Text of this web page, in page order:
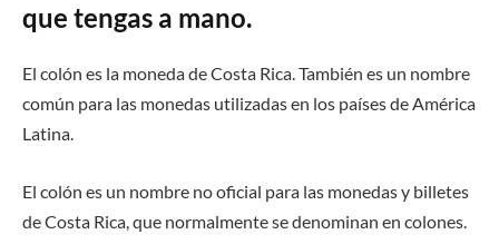
que tengas a mano.
El colón es la moneda de Costa Rica. También es un nombre
común para las monedas utilizadas en los países de América
Latina.
El colón es un nombre no oficial para las monedas y billetes
de Costa Rica, que normalmente se denominan en colones.